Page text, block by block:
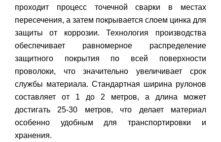
проходит процесс точечной сварки в местах
пересечения, а затем покрывается слоем цинка для
защиты от коррозии. Технология производства
обеспечивает равномерное распределение
защитного покрытия по всей поверхности
проволоки, что значительно увеличивает срок
службы материала. Стандартная ширина рулонов
составляет от 1 до 2 метров, а длина может
достигать 25-30 метров, что делает материал
особенно удобным для транспортировки и
хранения.